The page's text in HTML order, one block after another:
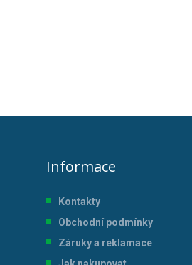
Informace
Kontakty
Obchodní podmínky
Záruky a reklamace